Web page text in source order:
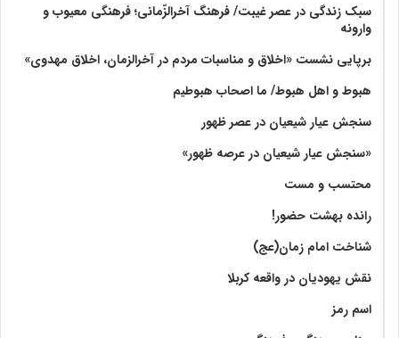
سبک زندگی در عصر غیبت/ فرهنگ آخرالزّمانی؛ فرهنگی معیوب و
وارونه
برپایی نشست «اخلاق و مناسبات مردم در آخرالزمان، اخلاق مهدوی»
هبوط و اهل هبوط/ ما اصحاب هبوطیم
سنجش عیار شیعیان در عصر ظهور
«سنجش عیار شیعیان در عرصه ظهور»
محتسب و مست
رانده بهشت‌ حضور!
شناخت امام زمان(عج)
نقش یهودیان در واقعه کربلا
اسم رمز